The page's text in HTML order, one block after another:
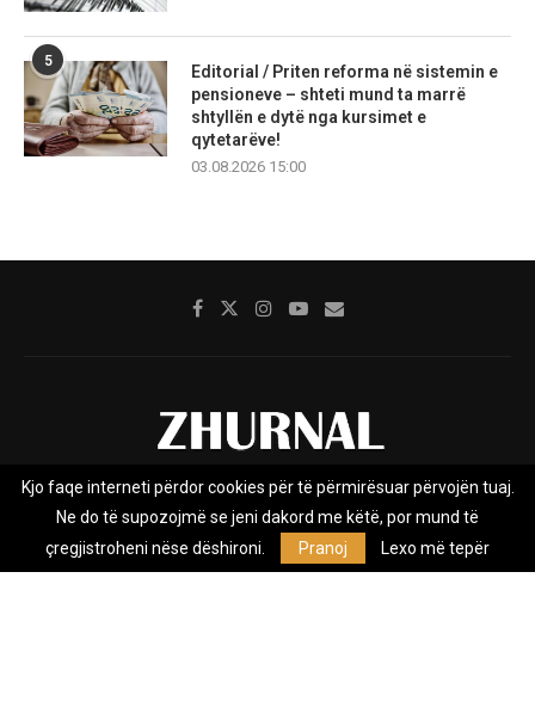
5
Editorial / Priten reforma në sistemin e
pensioneve – shteti mund ta marrë
shtyllën e dytë nga kursimet e
qytetarëve!
03.08.2026 15:00
Rreth nesh Impresumi Marketing
Kontakt
Privacy Policy
Zhurnal.mk është Agjenci e Lajmeve e pavarur, e themeluar në vitin
Kjo faqe interneti përdor cookies për të përmirësuar përvojën tuaj.
Ne do të supozojmë se jeni dakord me këtë, por mund të
çregjistroheni nëse dëshironi.
Pranoj Lexo më tepër